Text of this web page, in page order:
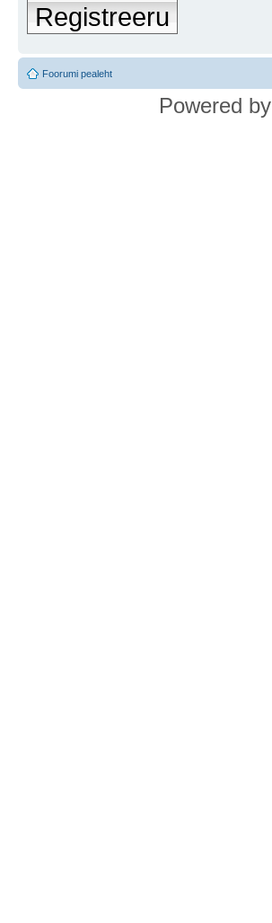
Registreeru
Foorumi pealeht
Powered by